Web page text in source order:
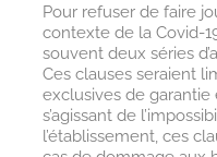
Pour refuser de faire
contexte de la Covid-
souvent deux séries
Ces clauses seraient
exclusives de garantie
s’agissant de
l’établissement, ces